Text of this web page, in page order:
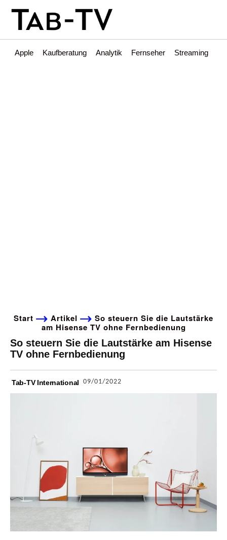
Apple Kaufberatung Analytik Fernseher Streaming
Start Artikel
So steuern Sie die Lautstärke
am Hisense TV ohne Fernbedienung
So steuern Sie die Lautstärke am Hisense
TV ohne Fernbedienung
Tab-TV International 09/01/2022